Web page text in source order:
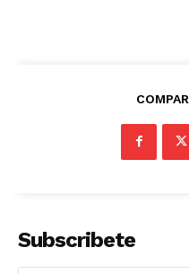
Subscribete